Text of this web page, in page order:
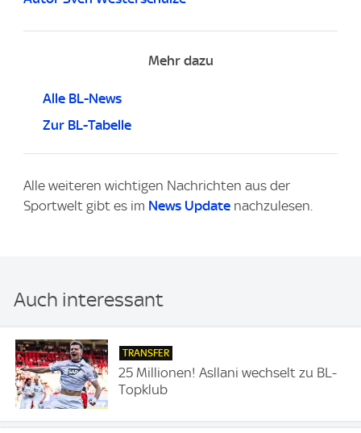
Mehr dazu
Alle BL-News
Zur BL-Tabelle
Alle weiteren wichtigen Nachrichten aus der
Sportwelt gibt es im News Update nachzulesen.
Auch interessant
TRANSFER
25 Millionen! Asllani wechselt zu BL-
Topklub